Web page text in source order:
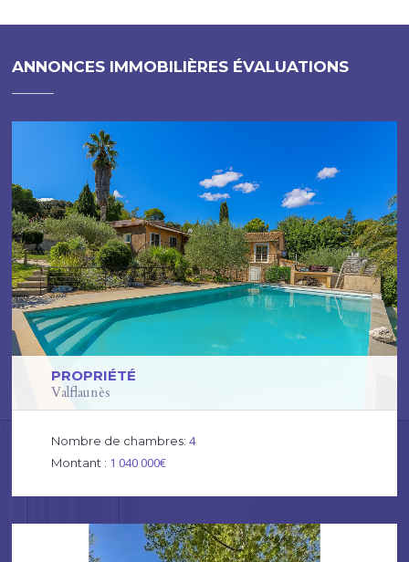
ANNONCES IMMOBILIÈRES ÉVALUATIONS
PROPRIÉTÉ
Valflaunès
Nombre de chambres: 4
Montant : 1 040 000€